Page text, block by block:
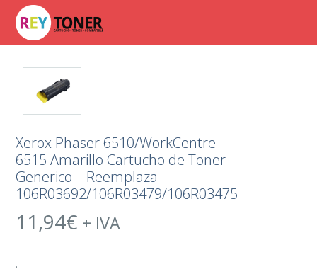
Xerox Phaser 6510/WorkCentre
6515 Amarillo Cartucho de Toner
Generico – Reemplaza
106R03692/106R03479/106R03475
11,94€ + IVA
.